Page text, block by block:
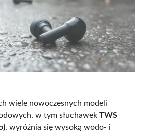
wiele nowoczesnych modeli
w tym słuchawek TWS
, wyróżnia się wysoką wodo- i